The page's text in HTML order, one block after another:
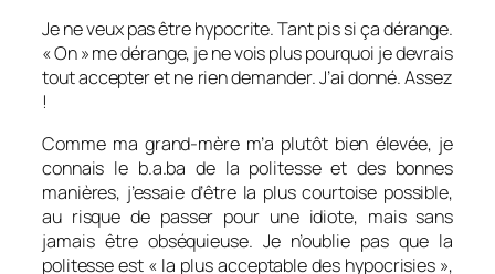
Je ne veux pas être hypocrite. Tant pis si ça dérange.
« On » me dérange, je ne vois plus pourquoi je devrais
tout accepter et ne rien demander. J’ai donné. Assez
!
Comme ma grand-mère m’a plutôt bien élevée, je
connais le b.a.ba de la politesse et des bonnes
manières, j’essaie d’être la plus courtoise possible,
au risque de passer pour une idiote, mais sans
jamais être obséquieuse. Je n’oublie pas que la
politesse est « la plus acceptable des hypocrisies »,